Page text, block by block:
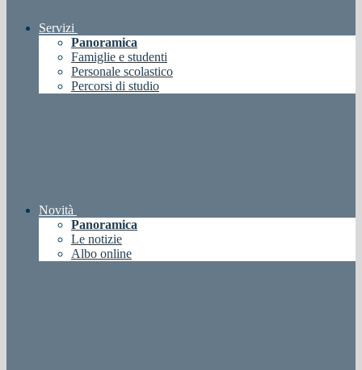
Servizi
Panoramica
Famiglie e studenti
Personale scolastico
Percorsi di studio
Novità
Panoramica
Le notizie
Albo online